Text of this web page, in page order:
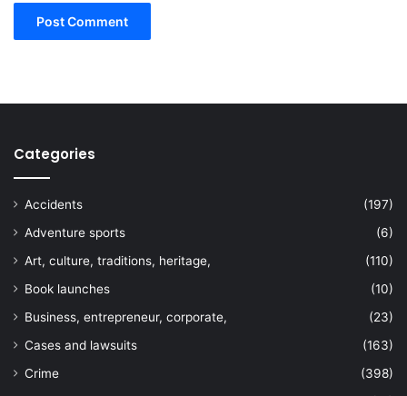
Categories
Accidents
(197)
Adventure sports
(6)
Art, culture, traditions, heritage,
(110)
Book launches
(10)
Business, entrepreneur, corporate,
(23)
Cases and lawsuits
(163)
Crime
(398)